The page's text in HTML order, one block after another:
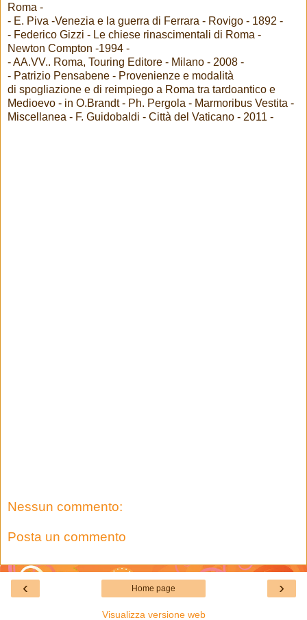
Roma -
- E. Piva -Venezia e la guerra di Ferrara - Rovigo - 1892 -
- Federico Gizzi - Le chiese rinascimentali di Roma -
Newton Compton -1994 -
- AA.VV.. Roma, Touring Editore - Milano - 2008 -
- Patrizio Pensabene - Provenienze e modalità
di spogliazione e di reimpiego a Roma tra tardoantico e
Medioevo - in O.Brandt - Ph. Pergola - Marmoribus Vestita -
Miscellanea - F. Guidobaldi - Città del Vaticano - 2011 -
Nessun commento:
Posta un commento
‹ ›
Home page
Visualizza versione web